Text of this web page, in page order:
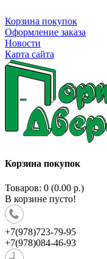
Корзина покупок
Оформление заказа
Новости
Карта сайта
Корзина покупок
Товаров: 0 (0.00 р.)
В корзине пусто!
+7(978)723-79-95
+7(978)084-46-93